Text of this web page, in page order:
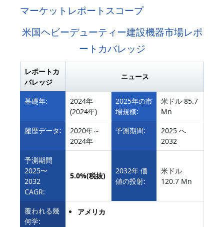
マーケットレポートスコープ
米国ヘビーデューティー建設機器市場レポ
ートカバレッジ
レポートカ
バレッジ
ニュース
基礎年:
2024年
(2024年)
2025年の市
場規模:
米ドル 85.7
Mn
履歴データ:
2020年～
2024年
予測期間:
2025 へ
2032
予測期間
2025〜
2032
CAGR:
5.0%(税抜)
2032年 価
値の投射:
米ドル
120.7 Mn
覆われる幾
何学:
アメリカ